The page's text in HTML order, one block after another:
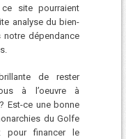
site pourraient
analyse du bien-
dépendance
de rester
à l’oeuvre à
Est-ce une bonne
du Golfe
pour financer le